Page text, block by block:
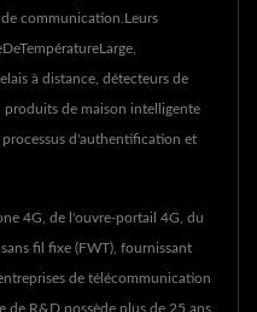
communication.Leurs
à distance, détecteurs de
produits de maison intelligente
processus d'authentification et
4G, de l'ouvre-portail 4G, du
fil fixe (FWT), fournissant
de télécommunication
de R&D possède plus de 25 ans